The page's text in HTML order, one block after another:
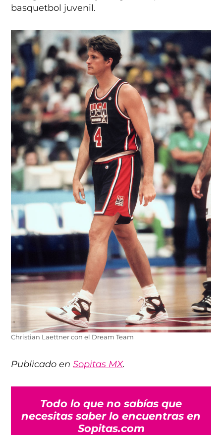
basquetbol juvenil.
Christian Laettner con el Dream Team
Publicado enSopitas MX.
Todo lo que no sabías que
necesitas saber lo encuentras en
Sopitas.com